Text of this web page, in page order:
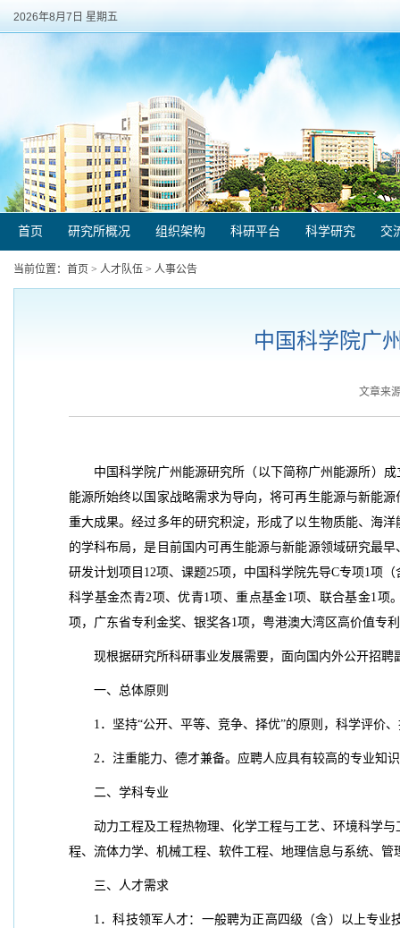
2026年8月7日 星期五
首页 研究所概况 组织架构 科研平台 科学研究 交
当前位置： 首页 > 人才队伍 > 人事公告
中国科学院广
文章来
中国科学院广州能源研究所（以下简称广州能源所）
能源所始终以国家战略需求为导向，将可再生能源与新能
重大成果。经过多年的研究积淀，形成了以生物质能、海
的学科布局，是目前国内可再生能源与新能源领域研究最
研发计划项目12项、课题25项，中国科学院先导C专项1项
科学基金杰青2项、优青1项、重点基金1项、联合基金1
项，广东省专利金奖、银奖各1项，粤港澳大湾区高价值专
现根据研究所科研事业发展需要，面向国内外公开招
一、总体原则
1．坚持“公开、平等、竞争、择优”的原则，科学评价
2．注重能力、德才兼备。应聘人应具有较高的专业知
二、学科专业
动力工程及工程热物理、化学工程与工艺、环境科学
程、流体力学、机械工程、软件工程、地理信息与系统、
三、人才需求
1．科技领军人才：一般聘为正高四级（含）以上专